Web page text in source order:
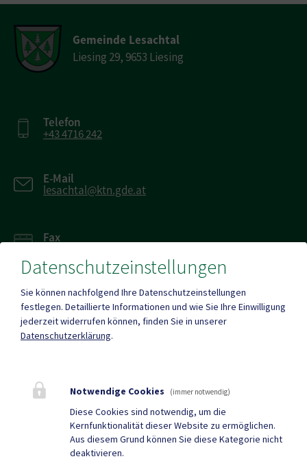
Gemeinde Lesachtal
Liesing 29, 9653 Liesing
Telefon
+43 4716 242
E-Mail
lesachtal@ktn.gde.at
Fax
Mehr
Quicklinks
Geko digital Gemeinde-
Müll App
Tourismus
Datenschutzeinstellungen
Sie können nachfolgend Ihre Datenschutzeinstellungen
festlegen. Detaillierte Informationen und wie Sie Ihre Einwilligung
jederzeit widerrufen können, finden Sie in unserer
Datenschutzerklärung.
Notwendige Cookies (immer notwendig)
Diese Cookies sind notwendig, um die
Kernfunktionalität dieser Website zu ermöglichen.
Aus diesem Grund können Sie diese Kategorie nicht
deaktivieren.